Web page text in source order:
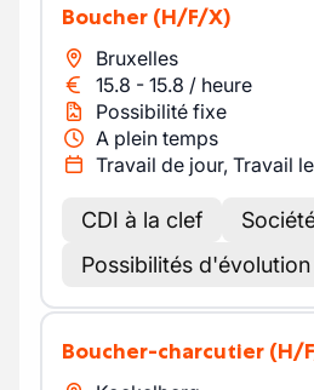
Boucher (H/F/X)
Bruxelles
15.8 - 15.8 / heure
Possibilité fixe
A plein temps
Travail de jour, Travail
CDI à la clef
Possibilités d'évolution
Boucher-charcutier (H/